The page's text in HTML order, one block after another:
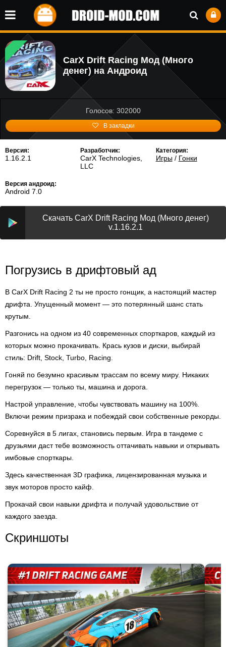
CarX Drift Racing Мод (Много
денег) на Андроид
Голосов: 302000
В закладки
Версия:
1.16.2.1
Разработчик:
CarX Technologies,
LLC
Категория:
Игры/ Гонки
Версия андроид:
Android 7.0
Скачать CarX Drift Racing Мод (Много денег)
v.1.16.2.1
Погрузись в дрифтовый ад
В CarX Drift Racing 2 ты не просто гонщик, а настоящий мастер
дрифта. Упущенный момент — это потерянный шанс стать
крутым.
Разгонись на одном из 40 современных спорткаров, каждый из
которых можно прокачивать. Крась кузов и диски, выбирай
стиль: Drift, Stock, Turbo, Racing.
Гоняй по безумно красивым трассам по всему миру. Никаких
перегрузок — только ты, машина и дорога.
Настрой управление, чтобы чувствовать машину на 100%.
Включи режим призрака и побеждай свои собственные рекорды.
Соревнуйся в 5 лигах, становись первым. Игра в тандеме с
друзьями даст тебе возможность оттачивать навыки и открывать
имбовые спорткары.
Здесь качественная 3D графика, лицензированная музыка и
звук моторов просто кайф.
Прокачай свои навыки дрифта и получай удовольствие от
каждого заезда.
Скриншоты